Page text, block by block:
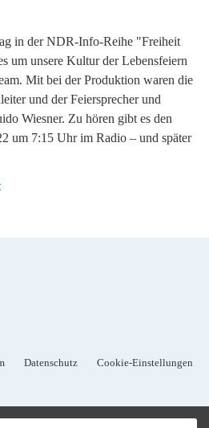
in der NDR-Info-Reihe "Freiheit
um unsere Kultur der Lebensfeiern
Mit bei der Produktion waren die
und der Feiersprecher und
Wiesner. Zu hören gibt es den
um 7:15 Uhr im Radio – und später
Datenschutz Cookie-Einstellungen